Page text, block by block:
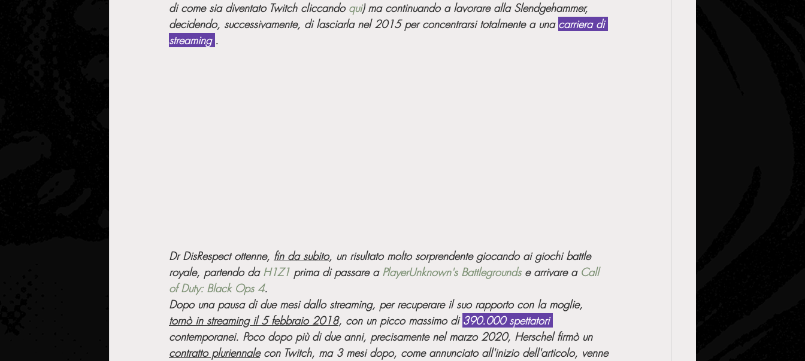
di come sia diventato Twitch cliccando qui) ma continuando a lavorare alla Slendgehammer,
decidendo, successivamente, di lasciarla nel 2015 per concentrarsi totalmente a una carriera di
streaming .
Dr DisRespect ottenne, fin da subito, un risultato molto sorprendente giocando ai giochi battle
royale, partendo da H1Z1 prima di passare a PlayerUnknown's Battlegrounds e arrivare a Call
of Duty: Black Ops 4.
Dopo una pausa di due mesi dallo streaming, per recuperare il suo rapporto con la moglie,
tornò in streaming il 5 febbraio 2018, con un picco massimo di 390.000 spettatori
contemporanei. Poco dopo più di due anni, precisamente nel marzo 2020, Herschel firmò un
contratto pluriennale con Twitch, ma 3 mesi dopo, come annunciato all'inizio dell'articolo, venne